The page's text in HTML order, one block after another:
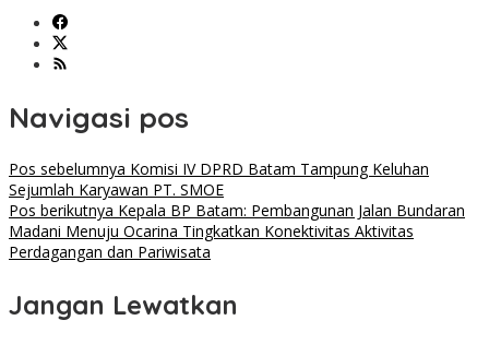
Navigasi pos
Pos sebelumnya Komisi IV DPRD Batam Tampung Keluhan
Sejumlah Karyawan PT. SMOE
Pos berikutnya Kepala BP Batam: Pembangunan Jalan Bundaran
Madani Menuju Ocarina Tingkatkan Konektivitas Aktivitas
Perdagangan dan Pariwisata
Jangan Lewatkan